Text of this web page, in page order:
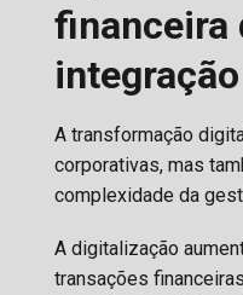
financeira
integração
A transformação
corporativas, mas
complexidade da
A digitalização
transações